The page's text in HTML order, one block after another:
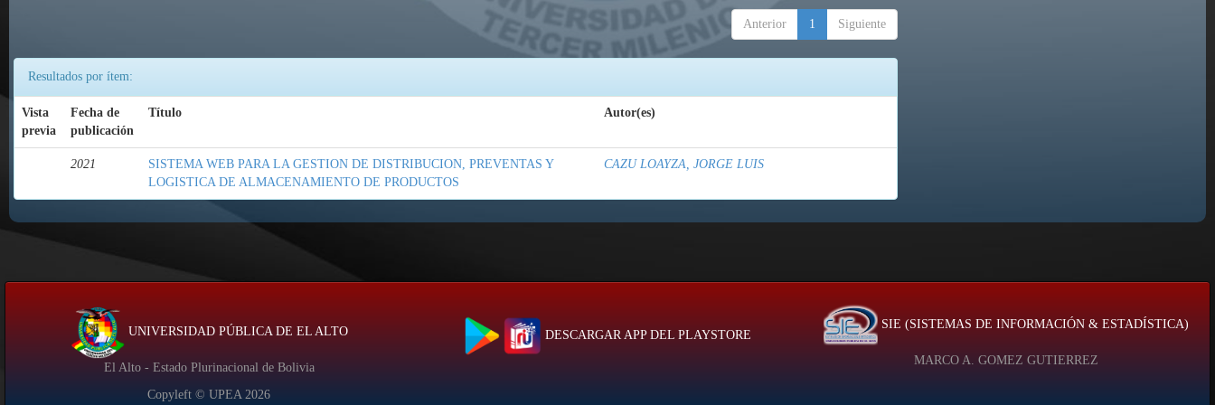
Anterior 1 Siguiente
Resultados por ítem:
Vista
previa
Fecha de
publicación
Título Autor(es)
2021
SISTEMA WEB PARA LA GESTION DE DISTRIBUCION, PREVENTAS Y
LOGISTICA DE ALMACENAMIENTO DE PRODUCTOS
CAZU LOAYZA, JORGE LUIS
UNIVERSIDAD PÚBLICA DE EL ALTO
El Alto - Estado Plurinacional de Bolivia
Copyleft © UPEA2026
DESCARGAR APP DEL PLAYSTORE
SIE (SISTEMAS DE INFORMACIÓN & ESTADÍSTICA)
MARCO A. GOMEZ GUTIERREZ